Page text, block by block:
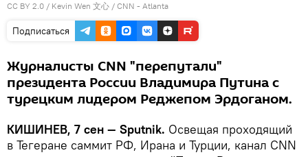
CC BY 2.0 / Kevin Wen 文心 / CNN - Atlanta
Подписаться
Журналисты CNN "перепутали"
президента России Владимира Путина с
турецким лидером Реджепом Эрдоганом.
КИШИНЕВ, 7 сен — Sputnik. Освещая проходящий
в Тегеране саммит РФ, Ирана и Турции, канал CNN